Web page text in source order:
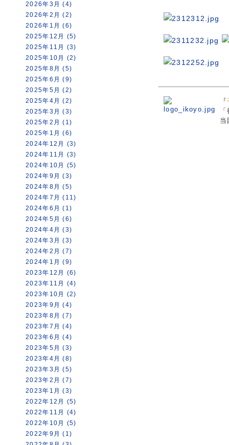
2026年3月 (4)
2026年2月 (2)
2026年1月 (6)
2025年12月 (5)
2025年11月 (3)
2025年10月 (2)
2025年8月 (5)
2025年6月 (9)
2025年5月 (2)
2025年4月 (2)
2025年3月 (3)
2025年2月 (1)
2025年1月 (6)
2024年12月 (3)
2024年11月 (3)
2024年10月 (5)
2024年9月 (3)
2024年8月 (5)
2024年7月 (11)
2024年6月 (1)
2024年5月 (6)
2024年4月 (3)
2024年3月 (3)
2024年2月 (7)
2024年1月 (9)
2023年12月 (6)
2023年11月 (4)
2023年10月 (2)
2023年9月 (4)
2023年8月 (7)
2023年7月 (4)
2023年6月 (4)
2023年5月 (3)
2023年4月 (8)
2023年3月 (5)
2023年2月 (7)
2023年1月 (3)
2022年12月 (5)
2022年11月 (4)
2022年10月 (5)
2022年9月 (1)
『
当